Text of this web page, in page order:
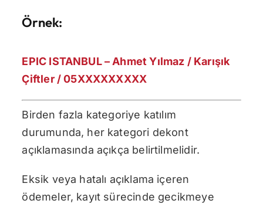
Örnek:
EPIC ISTANBUL – Ahmet Yılmaz / Karışık
Çiftler / 05XXXXXXXXX
Birden fazla kategoriye katılım
durumunda, her kategori dekont
açıklamasında açıkça belirtilmelidir.
Eksik veya hatalı açıklama içeren
ödemeler, kayıt sürecinde gecikmeye